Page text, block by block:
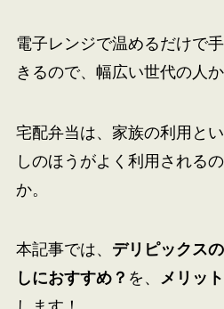
電子レンジで温めるだけで
きるので、幅広い世代の人
宅配弁当は、家族の利用と
しのほうがよく利用される
か。
本記事では、 デリピックス
しにおすすめ？ を、 メリッ